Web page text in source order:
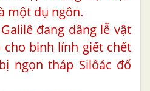
một dụ ngôn.
đang dâng lễ vật
binh lính giết chết
ngọn tháp Silôác đổ